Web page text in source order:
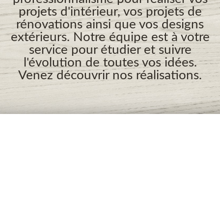
projets d'intérieur, vos projets de
rénovations ainsi que vos designs
extérieurs. Notre équipe est à votre
service pour étudier et suivre
l'évolution de toutes vos idées.
Venez découvrir nos réalisations.